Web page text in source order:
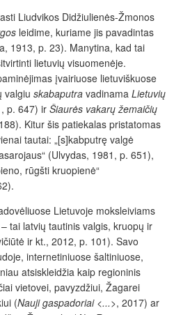
Liudvikos Didžiulienės-Žmonos
leidime, kuriame jis pavadintas
1913, p. 23). Manytina, kad tai
lietuvių visuomenėje.
įvairiuose lietuviškuose
valgiu skabaputra vadinama Lietuvių
p. 647) ir Šiaurės vakarų žemaičių
Kitur šis patiekalas pristatomas
tautai: „[s]kabputrę valgė
(Ulvydas, 1981, p. 651),
rūgšti kruopienė“
Lietuvoje moksleiviams
tai latvių tautinis valgis, kruopų ir
ir kt., 2012, p. 101). Savo
internetiniuose šaltiniuose,
atsiskleidžia kaip regioninis
vietovei, pavyzdžiui, Žagarei
(Nauji gaspadoriai <...>, 2017) ar